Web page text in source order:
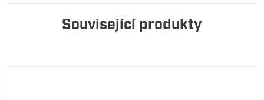
Související produkty